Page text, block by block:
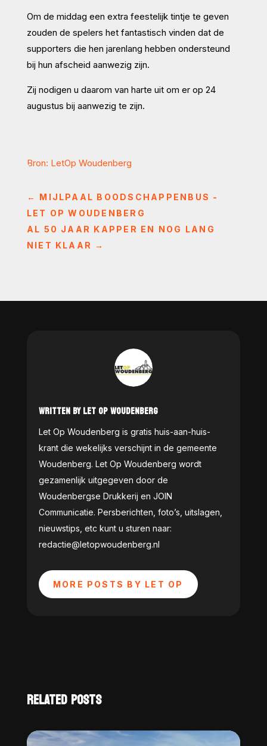
Om de middag een extra feestelijk tintje te geven
zouden de spelers het fantastisch vinden dat de
supporters die hen jarenlang hebben ondersteund
bij hun afscheid aanwezig zijn.
Zij nodigen u daarom van harte uit om er op 24
augustus bij aanwezig te zijn.
Bron: LetOp Woudenberg
← MIJLPAAL BOODSCHAPPENBUS -
LET OP WOUDENBERG
AL 50 JAAR KAPPER EN NOG LANG
NIET KLAAR →
WRITTEN BY LET OP WOUDENBERG
Let Op Woudenberg is gratis huis-aan-huis-
krant die wekelijks verschijnt in de gemeente
Woudenberg. Let Op Woudenberg wordt
gezamenlijk uitgegeven door de
Woudenbergse Drukkerij en JOIN
Communicatie. Persberichten, foto’s, uitslagen,
nieuwstips, etc kunt u sturen naar:
redactie@letopwoudenberg.nl
MORE POSTS BY LET OP
RELATED POSTS